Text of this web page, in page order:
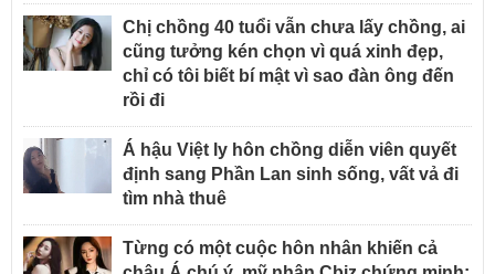
Chị chồng 40 tuổi vẫn chưa lấy chồng, ai
cũng tưởng kén chọn vì quá xinh đẹp,
chỉ có tôi biết bí mật vì sao đàn ông đến
rồi đi
Á hậu Việt ly hôn chồng diễn viên quyết
định sang Phần Lan sinh sống, vất vả đi
tìm nhà thuê
Từng có một cuộc hôn nhân khiến cả